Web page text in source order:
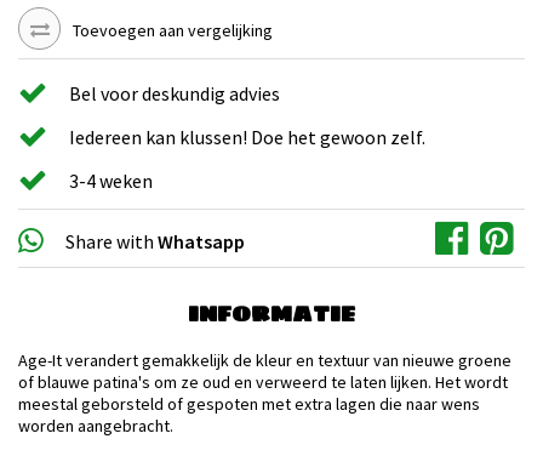
Toevoegen aan vergelijking
Bel voor deskundig advies
Iedereen kan klussen! Doe het gewoon zelf.
3-4 weken
Share with Whatsapp
INFORMATIE
Age-It verandert gemakkelijk de kleur en textuur van nieuwe groene
of blauwe patina's om ze oud en verweerd te laten lijken. Het wordt
meestal geborsteld of gespoten met extra lagen die naar wens
worden aangebracht.